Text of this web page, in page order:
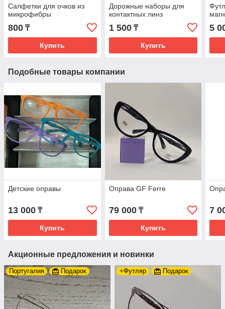
Салфетки для очков из
микрофибры
800 ₸
Купить
Дорожные наборы для
контактных линз
1 500₸
Купить
5
Подобные товары компании
Детские оправы
13 000 ₸
Купить
Оправа GF Ferre
79 000₸
Купить
7
Акционные предложения и новинки
Португалия Подарок +Футляр Подарок